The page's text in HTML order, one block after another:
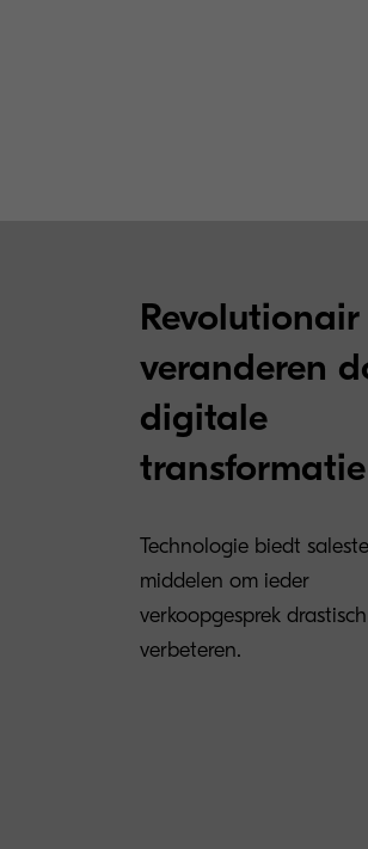
Revolutionair
veranderen
digitale
transformatie
Technologie biedt
middelen om ieder
verkoopgesprek
verbeteren.